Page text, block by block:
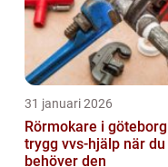
31 januari 2026
Rörmokare i göteborg
trygg vvs-hjälp när du
behöver den